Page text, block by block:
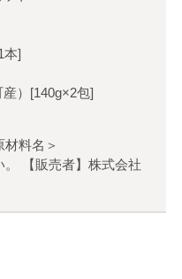
本]
）[140g×2包]
料名＞
【販売者】株式会社